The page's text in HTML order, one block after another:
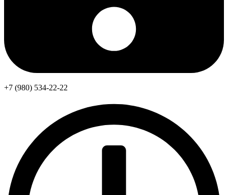
+7 (980) 534-22-22